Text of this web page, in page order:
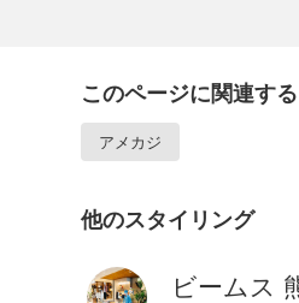
このページに関連す
アメカジ
他のスタイリング
ビームス